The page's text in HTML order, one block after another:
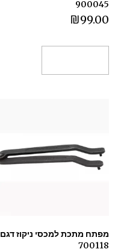
900045
₪99.00
מפתח מתכת למכסי ניקוז דגם
700118